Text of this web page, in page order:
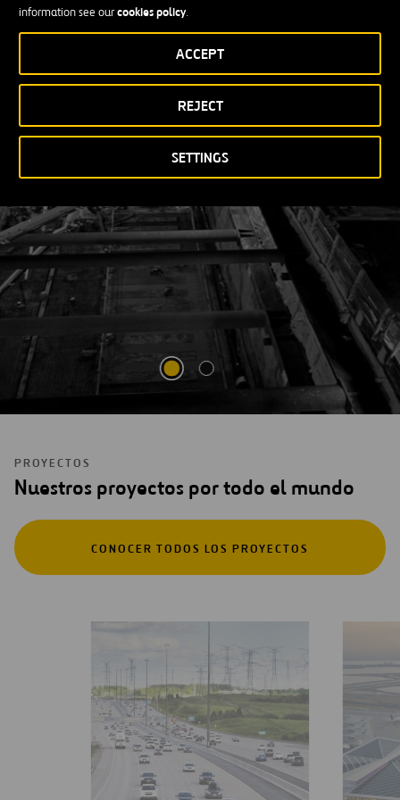
information see ourcookies policy.
SETTINGS
REJECT
ACCEPT
Enduring Growth
VER MÁSABRIR
VENTANA
PROYECTOS
Nuestros proyectos por todo el mundo
CONOCER TODOS LOS PROYECTOS